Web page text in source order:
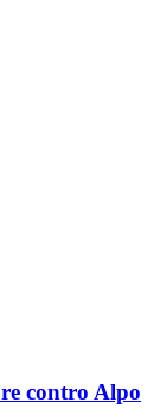
contro Alpo